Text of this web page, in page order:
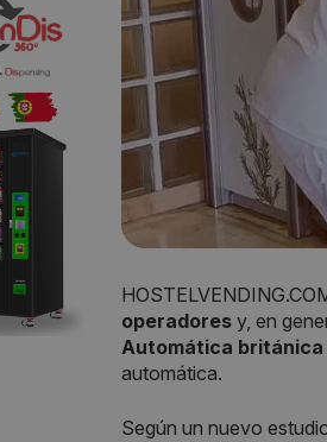
operadores y, en
Automática británica
automática.
Según un nuevo